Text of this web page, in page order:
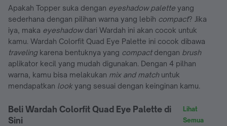
Apakah Topper suka dengan eyeshadow palette yang
sederhana dengan pilihan warna yang lebih compact? Jika
iya, maka eyeshadowdari Wardah ini akan cocok untuk
kamu. Wardah Colorfit Quad Eye Palette ini cocok dibawa
travelingkarena bentuknya yang compactdengan brush
aplikator kecil yang mudah digunakan. Dengan 4 pilhan
warna, kamu bisa melakukan mix and matchuntuk
mendapatkan lookyang sesuai dengan keinginan kamu.
Beli Wardah Colorfit Quad Eye Palette di
Sini
Lihat
Semua